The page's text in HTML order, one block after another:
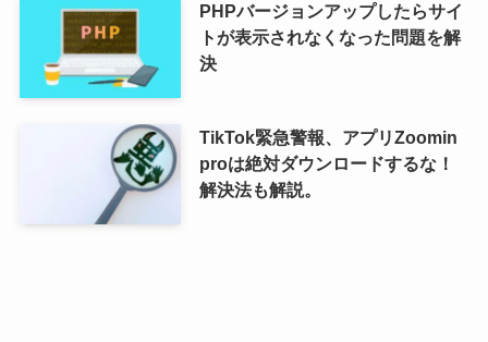
PHPバージョンアップしたらサイ
トが表示されなくなった問題を解
決
TikTok緊急警報、アプリZoomin
proは絶対ダウンロードするな！
解決法も解説。